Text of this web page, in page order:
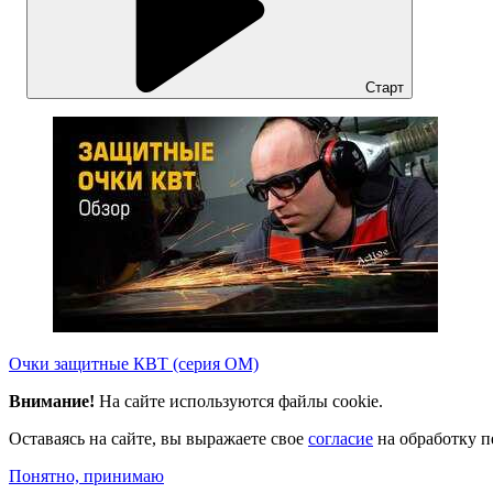
Старт
Очки защитные КВТ (серия ОМ)
Внимание! На сайте используются файлы cookie.
Оставаясь на сайте, вы выражаете свое согласие на обработку
Понятно, принимаю